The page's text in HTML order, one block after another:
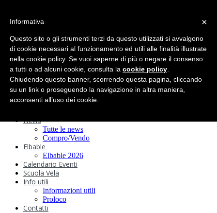
Circolo
Statuto e
Regolamenti
Storia
Ormeggi
Sede e Servizi
Attività
Safeguarding
News
Tutte le news
Compro/Vendo
Elbable
Elbable 2026
Calendario Eventi
Scuola Vela
Info utili
Informazioni utili
Proloco
Contatti
×
Informativa
Questo sito o gli strumenti terzi da questo utilizzati si avvalgono
di cookie necessari al funzionamento ed utili alle finalità illustrate
nella cookie policy. Se vuoi saperne di più o negare il consenso
a tutti o ad alcuni cookie, consulta la cookie policy
Chiudendo questo banner, scorrendo questa pagina, cliccando
su un link o proseguendo la navigazione in altra maniera,
acconsenti all’uso dei cookie.